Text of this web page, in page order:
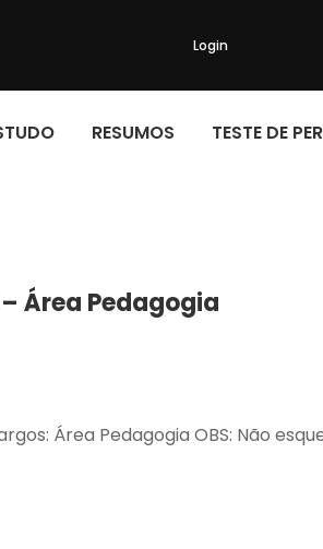
Login
RESUMOS TESTE DE
Área Pedagogia
Área Pedagogia OBS: Não